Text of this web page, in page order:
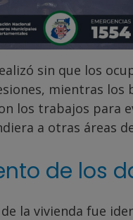
sin que los
mientras los
los trabajos para
a otras áreas
de los
la vivienda fue